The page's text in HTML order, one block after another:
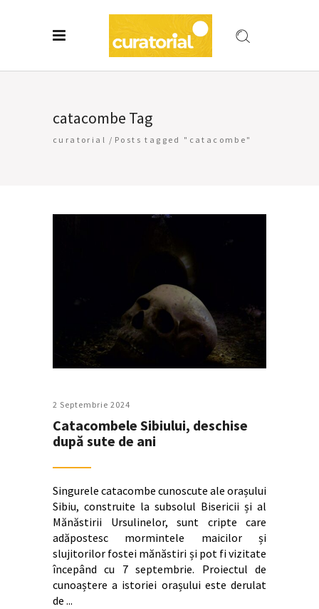
catacombe Tag
curatorial / Posts tagged "catacombe"
2 Septembrie 2024
Catacombele Sibiului, deschise
după sute de ani
Singurele catacombe cunoscute ale orașului
Sibiu, construite la subsolul Bisericii și al
Mănăstirii Ursulinelor, sunt cripte care
adăpostesc mormintele maicilor și
slujitorilor fostei mănăstiri și pot fi vizitate
începând cu 7 septembrie. Proiectul de
cunoaștere a istoriei orașului este derulat
de